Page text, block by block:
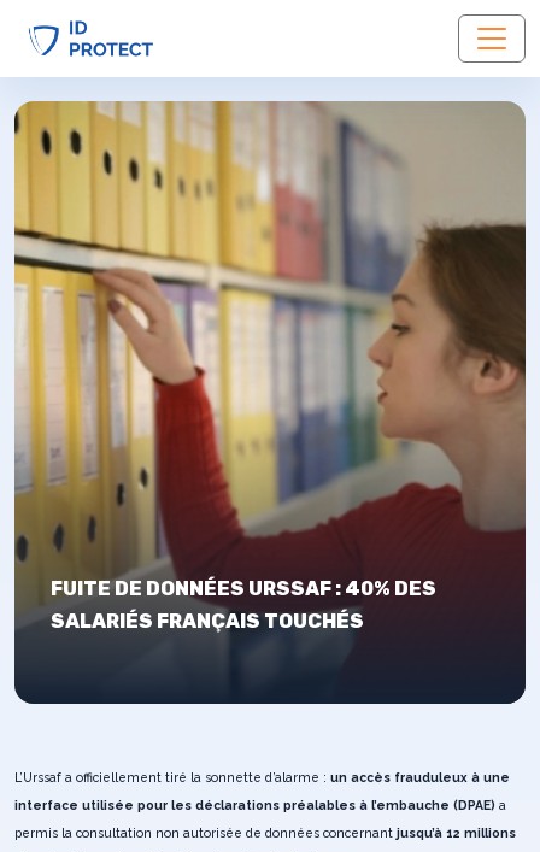
FUITE DE DONNÉES URSSAF : 40% DES
SALARIÉS FRANÇAIS TOUCHÉS
L’Urssaf a officiellement tiré la sonnette d’alarme : un accès frauduleux à une
interface utilisée pour les déclarations préalables à l’embauche (DPAE) a
permis la consultation non autorisée de données concernant jusqu’à 12 millions